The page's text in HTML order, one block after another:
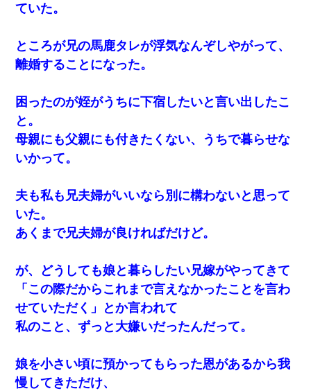
ていた。
ところが兄の馬鹿タレが浮気なんぞしやがって、
離婚することになった。
困ったのが姪がうちに下宿したいと言い出したこ
と。
母親にも父親にも付きたくない、うちで暮らせな
いかって。
夫も私も兄夫婦がいいなら別に構わないと思って
いた。
あくまで兄夫婦が良ければだけど。
が、どうしても娘と暮らしたい兄嫁がやってきて
「この際だからこれまで言えなかったことを言わ
せていただく」とか言われて
私のこと、ずっと大嫌いだったんだって。
娘を小さい頃に預かってもらった恩があるから我
慢してきただけ、